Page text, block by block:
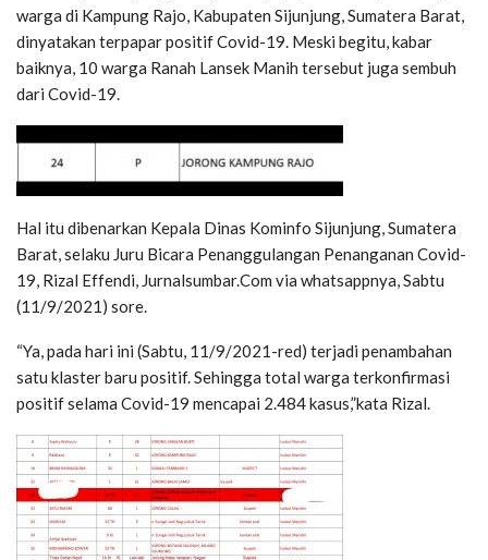
warga di Kampung Rajo, Kabupaten Sijunjung, Sumatera Barat,
dinyatakan terpapar positif Covid-19. Meski begitu, kabar
baiknya, 10 warga Ranah Lansek Manih tersebut juga sembuh
dari Covid-19.
Hal itu dibenarkan Kepala Dinas Kominfo Sijunjung, Sumatera
Barat, selaku Juru Bicara Penanggulangan Penanganan Covid-
19, Rizal Effendi, Jurnalsumbar.Com via whatsappnya, Sabtu
(11/9/2021) sore.
“Ya, pada hari ini (Sabtu, 11/9/2021-red) terjadi penambahan
satu klaster baru positif. Sehingga total warga terkonfirmasi
positif selama Covid-19 mencapai 2.484 kasus,”kata Rizal.